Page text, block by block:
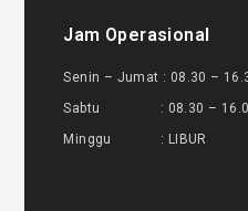
Jam Operasional
Senin – Jumat : 08.30 –
Sabtu : 08.30 –
Minggu : LIBUR